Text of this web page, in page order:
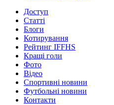
Доступ
Статті
Блоги
Котирування
Рейтинг IFFHS
Кращі голи
Фото
Відео
Спортивні новини
Футбольні новини
Контакти